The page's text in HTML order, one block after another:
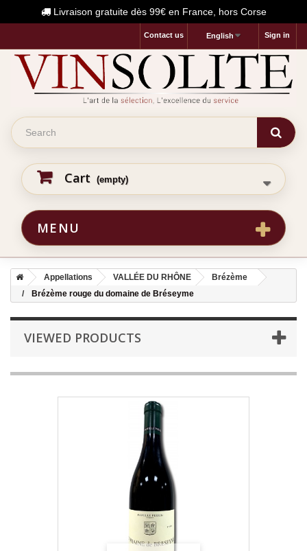
Livraison gratuite dès 99€ en France, hors Corse
Sign in
English
Contact us
Cart (empty)
MENU
Appellations VALLÉE DU RHÔNE
Brézème
Brézème rouge du domaine de Bréseyme
VIEWED PRODUCTS